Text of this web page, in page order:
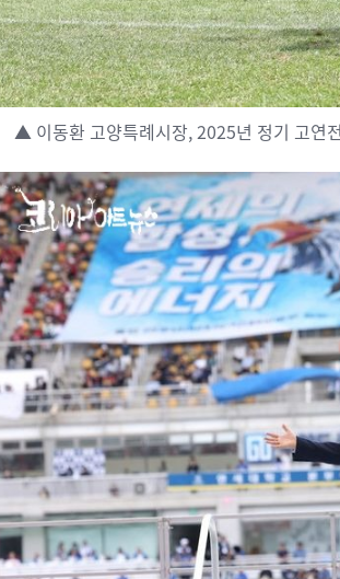
▲ 이동환 고양특례시장, 2025년 정기 고연